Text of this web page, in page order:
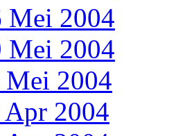
Mei 2004
Mei 2004
2004
2004